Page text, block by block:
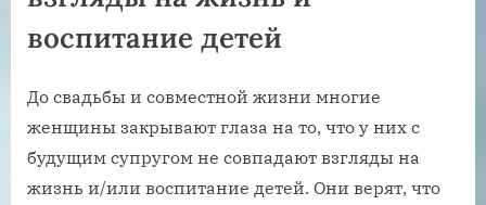
воспитание детей
До свадьбы и совместной жизни многие
женщины закрывают глаза на то, что у них с
будущим супругом не совпадают взгляды на
жизнь и/или воспитание детей. Они верят, что